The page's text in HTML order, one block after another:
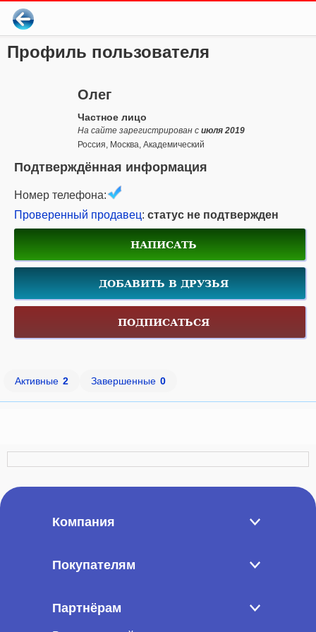
Профиль пользователя
Олег
Частное лицо
На сайте зарегистрирован с июля 2019
Россия, Москва, Академический
Подтверждённая информация
Номер телефона:
Проверенный продавец: статус не подтвержден
НАПИСАТЬ
ДОБАВИТЬ В ДРУЗЬЯ
ПОДПИСАТЬСЯ
Активные 2 Завершенные 0
Компания
Покупателям
Партнёрам